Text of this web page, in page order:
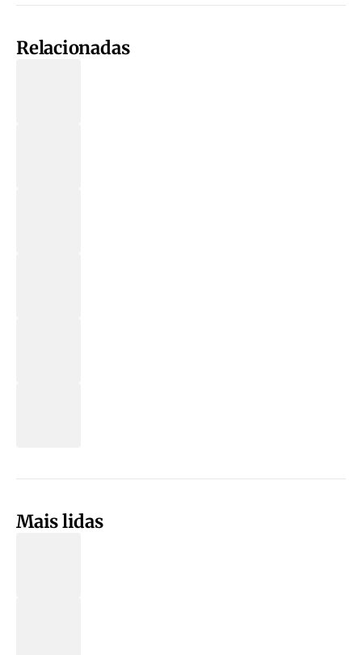
Relacionadas
Mais lidas